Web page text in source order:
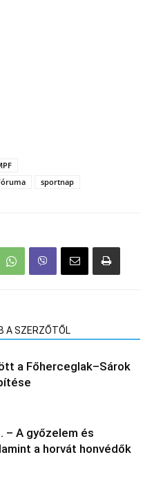
sportnap
A SZERZŐTŐL
a Főherceglak–Sárok
– A győzelem és
a horvát honvédők